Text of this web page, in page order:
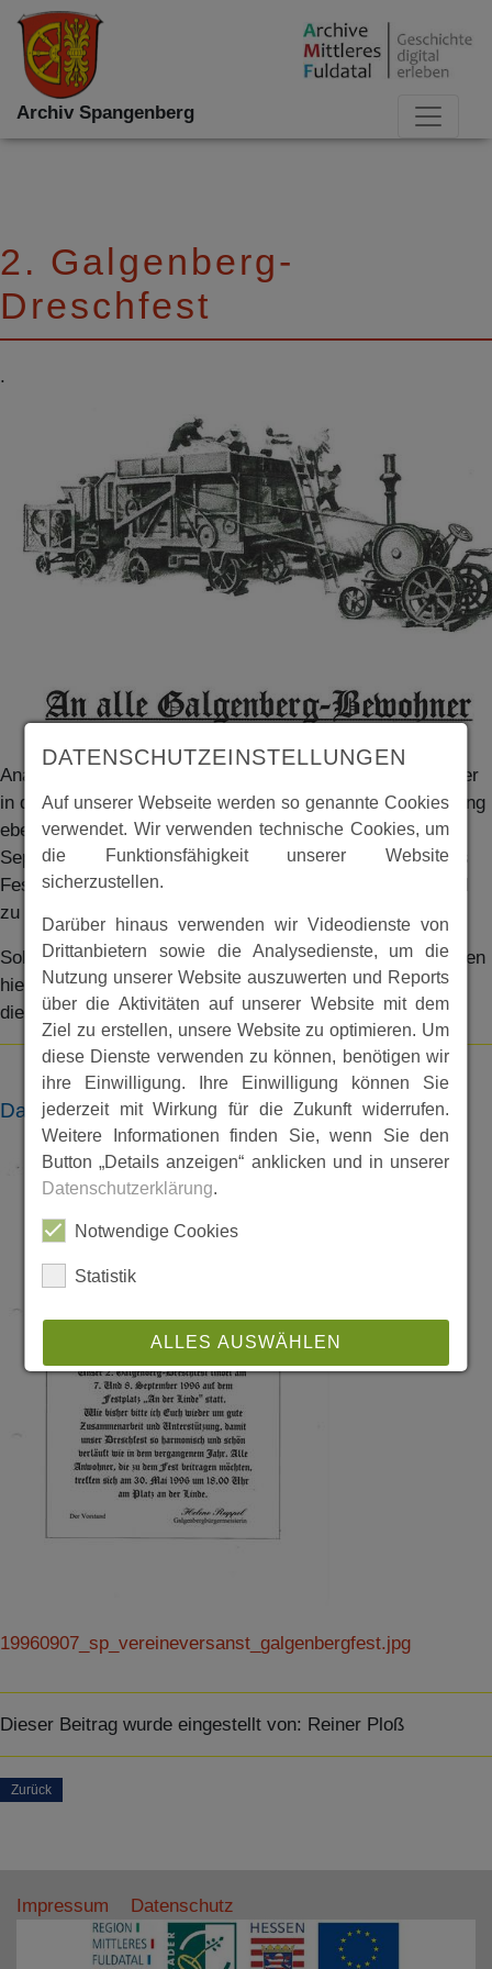
Archiv Spangenberg
2. Galgenberg-
Dreschfest
.
Analog der traditionellen Schollenkirmes feierte man in der
in den 60iger Jahren neu entstandenen Galgenbergsiedlung
ebenfalls ein Fest. Das 2. Dreschfest sollte am 7./8.
September 1996 stattfinden. Zwecks Organisation dieses
Festes lud die Galgenbergbürgermeisterin Helene Ruppel
zu einer Zusammenkunft ein.
Sollte jemand Bilder dieses Festes oder weitere Unterlagen
hierzu haben, bitte ich diese dem Archiv zur Ergänzung
dieses Beitrags zur Verfügung zu stellen.
Dateien
19960907_sp_vereineversanst_galgenbergfest.jpg
Dieser Beitrag wurde eingestellt von: Reiner Ploß
Zurück
Impressum Datenschutz
DATENSCHUTZEINSTELLUNGEN
Auf unserer Webseite werden so genannte Cookies
verwendet. Wir verwenden technische Cookies, um
die Funktionsfähigkeit unserer Website
sicherzustellen.
Darüber hinaus verwenden wir Videodienste von
Drittanbietern sowie die Analysedienste, um die
Nutzung unserer Website auszuwerten und Reports
über die Aktivitäten auf unserer Website mit dem
Ziel zu erstellen, unsere Website zu optimieren. Um
diese Dienste verwenden zu können, benötigen wir
ihre Einwilligung. Ihre Einwilligung können Sie
jederzeit mit Wirkung für die Zukunft widerrufen.
Weitere Informationen finden Sie, wenn Sie den
Button „Details anzeigen“ anklicken und in unserer
Datenschutzerklärung.
Notwendige Cookies
Statistik
ALLES AUSWÄHLEN
ABLEHNEN
SPEICHERN
Details anzeigen